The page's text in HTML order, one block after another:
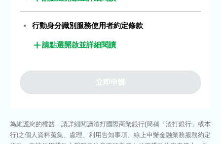
我已閱讀並同意上述條款
行動身分識別服務使用者約定條款
立即申辦
為維護您的權益，請詳細閱讀渣打國際商業銀行(簡稱「渣打銀行」或本
行)之個人資料蒐集、處理、利用告知事項、線上申辦金融業務服務約定